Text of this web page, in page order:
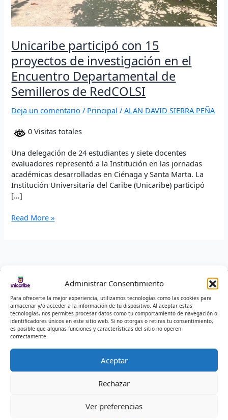
Administrar Consentimiento
Para ofrecerte la mejor experiencia, utilizamos tecnologías como las cookies para
almacenar y/o acceder a la información de tu dispositivo. Al aceptar estas
tecnologías, nos permites procesar datos como tu comportamiento de navegación o
identificadores únicos en este sitio web. Si no otorgas o retiras tu consentimiento,
es posible que algunas funciones y características del sitio no operen
correctamente.
Aceptar
Rechazar
Ver preferencias
Unicaribe participó con 15
proyectos de investigación en el
Encuentro Departamental de
Semilleros de RedCOLSI
Deja un comentario / Principal /ALAN DAVID SIERRA PEÑA
0 Visitas totales
Una delegación de 24 estudiantes y siete docentes
evaluadores representó a la Institución en las jornadas
académicas desarrolladas en Ciénaga y Santa Marta. La
Institución Universitaria del Caribe (Unicaribe) participó
[…]
Semilleros
de
RedCOLSI
Read More »
Donde Estamos
Sede Principal Ciénaga
Calle 10 No. 12-22
Sede Costa verde.
Carrera 15 N°1-1
Mompox – Bolívar.
Institución Educativa Técnica Colegio
Lugar de Desarrollo Montelíbano –